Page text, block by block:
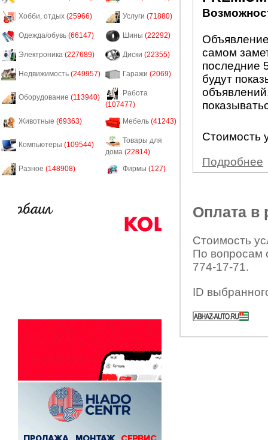
Хобби, отдых (25966) Услуги (71880)
Одежда/обувь (66147) Шины (22292)
Электроника (227689) Диски (22355)
Недвижимость (249957) Гаражи (2069)
Оборудование (113940)
Работа
(107477)
Животные (69363) Мебель (41243)
Компьютеры (109544)
Товары для
дома (22814)
Разное (148908) Фирмы (127)
самом
последние
будут
Стоимость
Подробнее
Оплата в
Стоимость
По вопросам
774-17-71.
ID